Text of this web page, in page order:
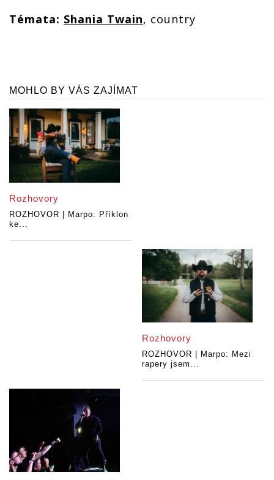
Témata: Shania Twain, country
MOHLO BY VÁS ZAJÍMAT
Rozhovory
ROZHOVOR | Marpo: Příklon
ke...
Rozhovory
ROZHOVOR | Marpo: Mezi
rapery jsem...